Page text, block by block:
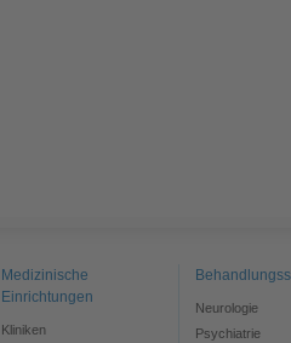
Medizinische
Einrichtungen
Kliniken
Neurologie
Psychiatrie